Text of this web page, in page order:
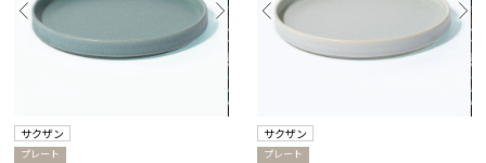
サクザン
プレート
サクザン
プレート